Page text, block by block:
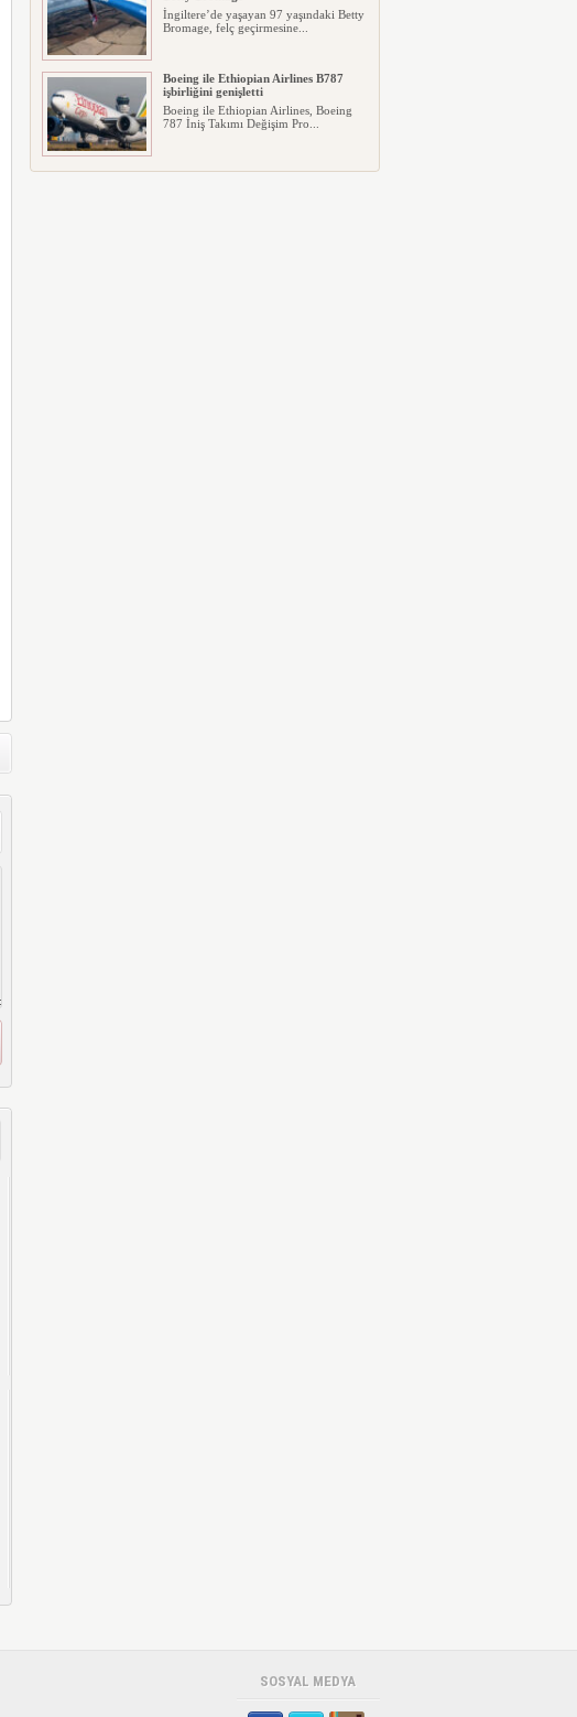
İngiltere’de yaşayan 97 yaşındaki Betty
Bromage, felç geçirmesine...
Boeing ile Ethiopian Airlines B787
işbirliğini genişletti
Boeing ile Ethiopian Airlines, Boeing
787 İniş Takımı Değişim Pro...
A319 orman yangınlarında
SOSYAL MEDYA